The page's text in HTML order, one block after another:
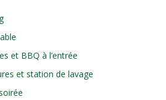
et BBQ à l’entrée
et station de lavage